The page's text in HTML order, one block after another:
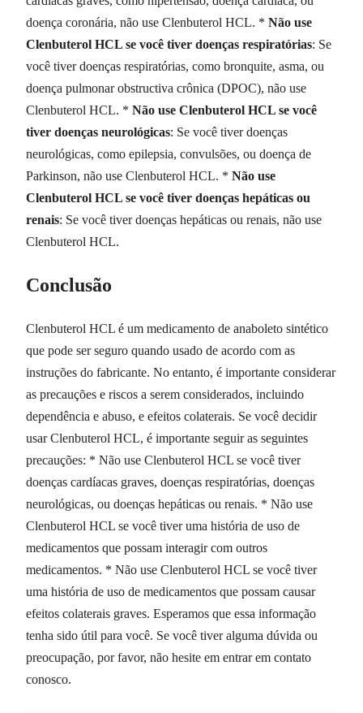
doença coronária, não use Clenbuterol HCL. * Não use
Clenbuterol HCL se você tiver doenças respiratórias: Se
você tiver doenças respiratórias, como bronquite, asma, ou
doença pulmonar obstructiva crônica (DPOC), não use
Clenbuterol HCL. * Não use Clenbuterol HCL se você
tiver doenças neurológicas: Se você tiver doenças
neurológicas, como epilepsia, convulsões, ou doença de
Parkinson, não use Clenbuterol HCL. * Não use
Clenbuterol HCL se você tiver doenças hepáticas ou
renais: Se você tiver doenças hepáticas ou renais, não use
Clenbuterol HCL.
Conclusão
Clenbuterol HCL é um medicamento de anaboleto sintético
que pode ser seguro quando usado de acordo com as
instruções do fabricante. No entanto, é importante considerar
as precauções e riscos a serem considerados, incluindo
dependência e abuso, e efeitos colaterais. Se você decidir
usar Clenbuterol HCL, é importante seguir as seguintes
precauções: * Não use Clenbuterol HCL se você tiver
doenças cardíacas graves, doenças respiratórias, doenças
neurológicas, ou doenças hepáticas ou renais. * Não use
Clenbuterol HCL se você tiver uma história de uso de
medicamentos que possam interagir com outros
medicamentos. * Não use Clenbuterol HCL se você tiver
uma história de uso de medicamentos que possam causar
efeitos colaterais graves. Esperamos que essa informação
tenha sido útil para você. Se você tiver alguma dúvida ou
preocupação, por favor, não hesite em entrar em contato
conosco.